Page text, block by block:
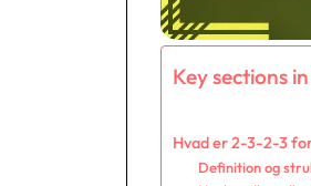
Key sections
Hvad er 2-3-2-3
Definition og